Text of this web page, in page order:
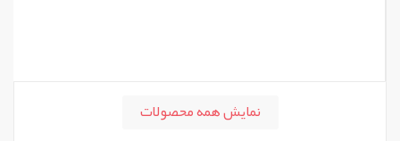
نمایش همه محصولات